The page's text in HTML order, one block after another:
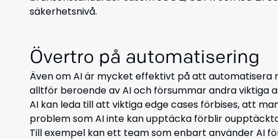
säkerhetsnivå.
Övertro på automatisering
Även om AI är mycket effektivt på att
alltför beroende av AI och försummar andra
AI kan leda till att viktiga edge cases förbises, att
problem som AI inte kan upptäcka förblir
Till exempel kan ett team som enbart använder AI